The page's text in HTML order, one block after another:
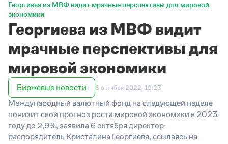
Георгиева из МВФ видит мрачные перспективы для мировой
экономики
Георгиева из МВФ видит
мрачные перспективы для
мировой экономики
Биржевые новости 6 октября 2022, 19:23
Международный валютный фонд на следующей неделе
понизит свой прогноз роста мировой экономики в 2023
году до 2,9%, заявила 6 октября директор-
распорядитель Кристалина Георгиева, ссылаясь на